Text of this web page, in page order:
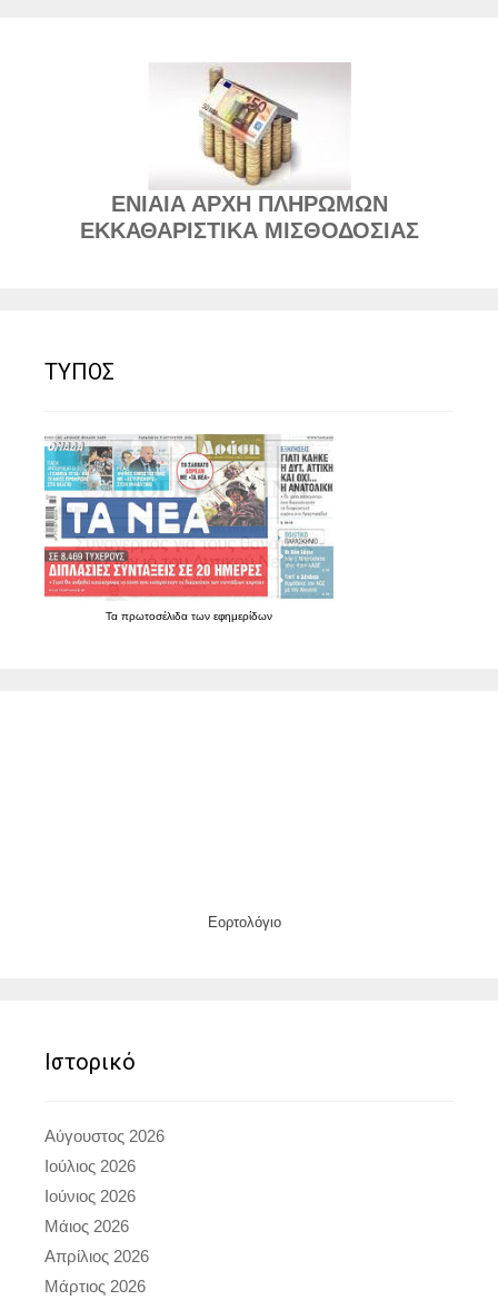
ΕΝΙΑΙΑ ΑΡΧΗ ΠΛΗΡΩΜΩΝ
ΕΚΚΑΘΑΡΙΣΤΙΚΑ ΜΙΣΘΟΔΟΣΙΑΣ
ΤΥΠΟΣ
Τα πρωτοσέλιδα των εφημερίδων
Εορτολόγιο
Ιστορικό
Αύγουστος 2026
Ιούλιος 2026
Ιούνιος 2026
Μάιος 2026
Απρίλιος 2026
Μάρτιος 2026